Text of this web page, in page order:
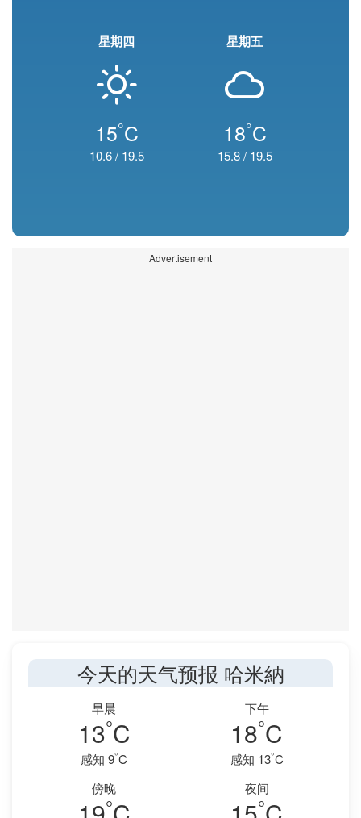
星期四
15°C
10.6/ 19.5
星期五
18°C
15.8/ 19.5
Advertisement
今天的天气预报 哈米納
早晨
13°C
感知 9°C
下午
18°C
感知 13°C
傍晚
°
夜间
°